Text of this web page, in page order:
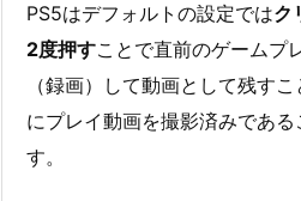
PS5はデフォルトの設定ではク
2度押すことで直前のゲームプ
（録画）して動画として残す
にプレイ動画を撮影済みであ
す。